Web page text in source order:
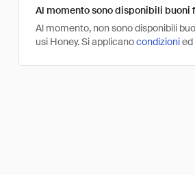
Al momento sono disponibili buoni
Al momento, non sono disponibili
usi Honey. Si applicanocondizionied